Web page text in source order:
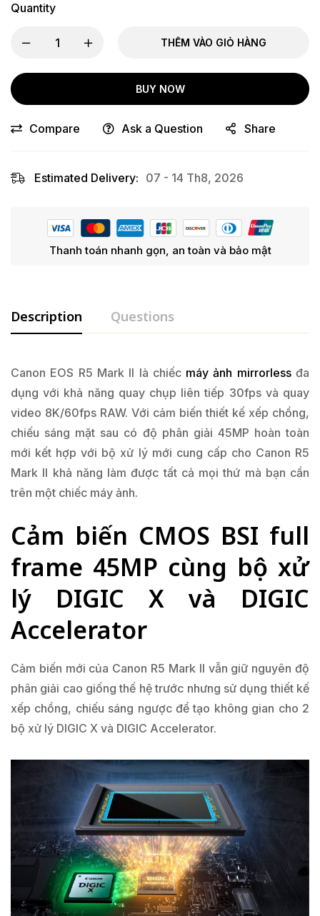
Quantity
THÊM VÀO GIỎ HÀNG
BUY NOW
Compare Ask a Question Share
Estimated Delivery: 07 - 14 Th8, 2026
Thanh toán nhanh gọn, an toàn và bảo mật
Description Questions
Canon EOS R5 Mark II là chiếc máy ảnh mirrorlessđa
dụng với khả năng quay chụp liên tiếp 30fps và quay
video 8K/60fps RAW. Với cảm biến thiết kế xếp chồng,
chiếu sáng mặt sau có độ phân giải 45MP hoàn toàn
mới kết hợp với bộ xử lý mới cung cấp cho Canon R5
Mark II khả năng làm được tất cả mọi thứ mà bạn cần
trên một chiếc máy ảnh.
Cảm biến CMOS BSI full
frame 45MP cùng bộ xử
lý DIGIC X và DIGIC
Accelerator
Cảm biến mới của Canon R5 Mark II vẫn giữ nguyên độ
phân giải cao giống thế hệ trước nhưng sử dụng thiết kế
xếp chồng, chiếu sáng ngược để tạo không gian cho 2
bộ xử lý DIGIC X và DIGIC Accelerator.